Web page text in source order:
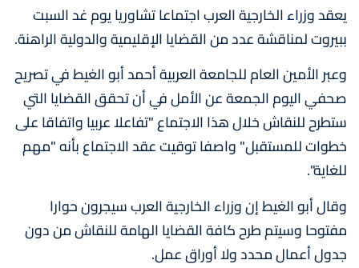
يعقد وزراء الخارجية العرب اجتماعا تشاوريا يوم غد السبت
ببيروت لمناقشة عدد من القضايا الإقليمية والدولية الراهنة.
وعبر الأمين العام للجامعة العربية أحمد أبو الغيط في تصريح
صحفي اليوم الجمعة عن الأمل في أن تحقق القضايا التي
ستطرح للنقاش خلال هذا الاجتماع "تفاعلا عربيا واتفاقا على
خطوات للمستقبل" واصفا توقيت عقد الاجتماع بأنه "مهم
للغاية".
وقال أبو الغيط إن وزراء الخارجية العرب سيجرون حوارا
مفتوحا وسيتم طرح كافة القضايا الهامة للنقاش من دون
جدول أعمال محدد ولا أوراق عمل.